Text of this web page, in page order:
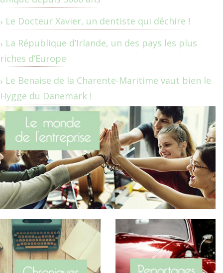
Le Docteur Xavier, un dentiste qui déchire !
La République d’Irlande, un des pays les plus
riches d’Europe
Le Benaise de la Charente-Maritime vaut bien le
Hygge du Danemark !